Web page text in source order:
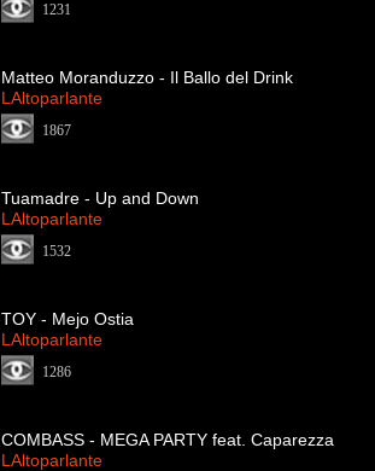
1231
Matteo Moranduzzo - Il Ballo del Drink
LAltoparlante
1867
Tuamadre - Up and Down
LAltoparlante
1532
TOY - Mejo Ostia
LAltoparlante
1286
COMBASS - MEGA PARTY feat. Caparezza
LAltoparlante